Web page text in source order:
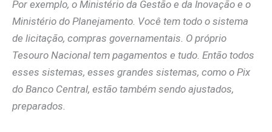
Por exemplo, o Ministério da Gestão e da Inovação e o
Ministério do Planejamento. Você tem todo o sistema
de licitação, compras governamentais. O próprio
Tesouro Nacional tem pagamentos e tudo. Então todos
esses sistemas, esses grandes sistemas, como o Pix
do Banco Central, estão também sendo ajustados,
preparados.